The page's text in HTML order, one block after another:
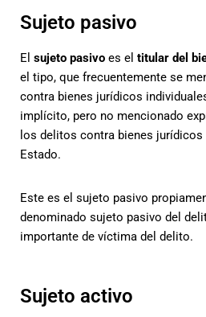
Sujeto pasivo
El sujeto pasivo es el titular del
el tipo, que frecuentemente se
contra bienes jurídicos
implícito, pero no mencionado
los delitos contra bienes jurídicos
Estado.
Este es el sujeto pasivo
denominado sujeto pasivo del
importante de víctima del delito.
Sujeto activo